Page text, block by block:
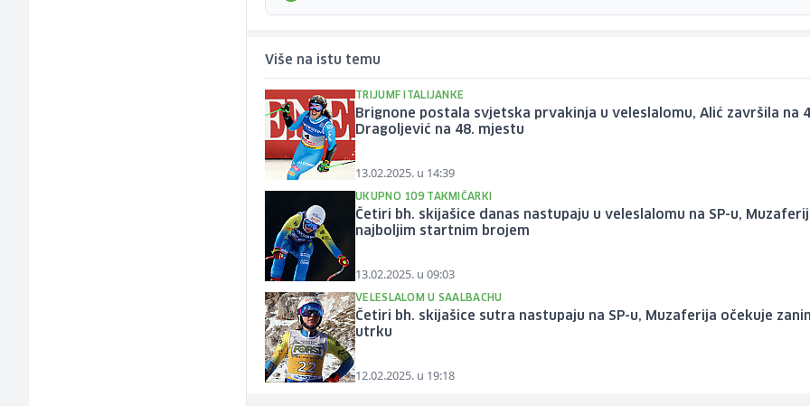
Više na istu temu
TRIJUMF ITALIJANKE
Brignone postala svjetska prvakinja u veleslalomu, Alić završila na
Dragoljević na 48. mjestu
13.02.2025. u 14:39
UKUPNO 109 TAKMIČARKI
Četiri bh. skijašice danas nastupaju u veleslalomu na SP-u,
najboljim startnim brojem
13.02.2025. u 09:03
VELESLALOM U SAALBACHU
Četiri bh. skijašice sutra nastupaju na SP-u, Muzaferija očekuje
utrku
12.02.2025. u 19:18